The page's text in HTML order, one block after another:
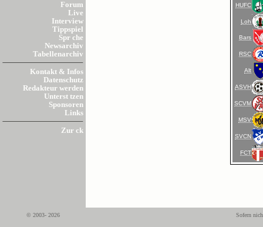
Forum
Live
Interview
Tippspiel
Spr che
Newsarchiv
Tabellenarchiv
Kontakt & Infos
Datenschutz
Redakteur werden
Unterst tzen
Sponsoren
Links
Zur ck
HUFC
Loh
Bars
RSC
Alt
ASVH
SCVM
MSV
SVCN
FCT
© 2003- 2026 Sofern